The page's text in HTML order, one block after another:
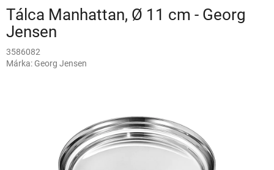
Tálca Manhattan, Ø 11 cm - Georg
Jensen
3586082
Márka: Georg Jensen